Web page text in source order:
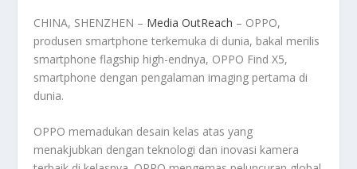
CHINA, SHENZHEN – Media OutReach – OPPO,
produsen smartphone terkemuka di dunia, bakal merilis
smartphone flagship high-endnya, OPPO Find X5,
smartphone dengan pengalaman imaging pertama di
dunia.
OPPO memadukan desain kelas atas yang
menakjubkan dengan teknologi dan inovasi kamera